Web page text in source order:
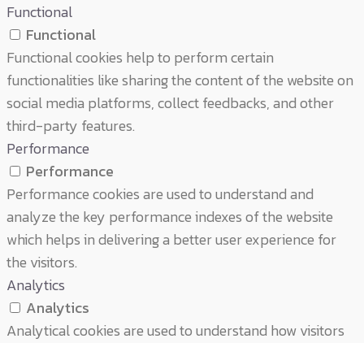
Functional
Functional
Functional cookies help to perform certain
functionalities like sharing the content of the website on
social media platforms, collect feedbacks, and other
third-party features.
Performance
Performance
Performance cookies are used to understand and
analyze the key performance indexes of the website
which helps in delivering a better user experience for
the visitors.
Analytics
Analytics
Analytical cookies are used to understand how visitors